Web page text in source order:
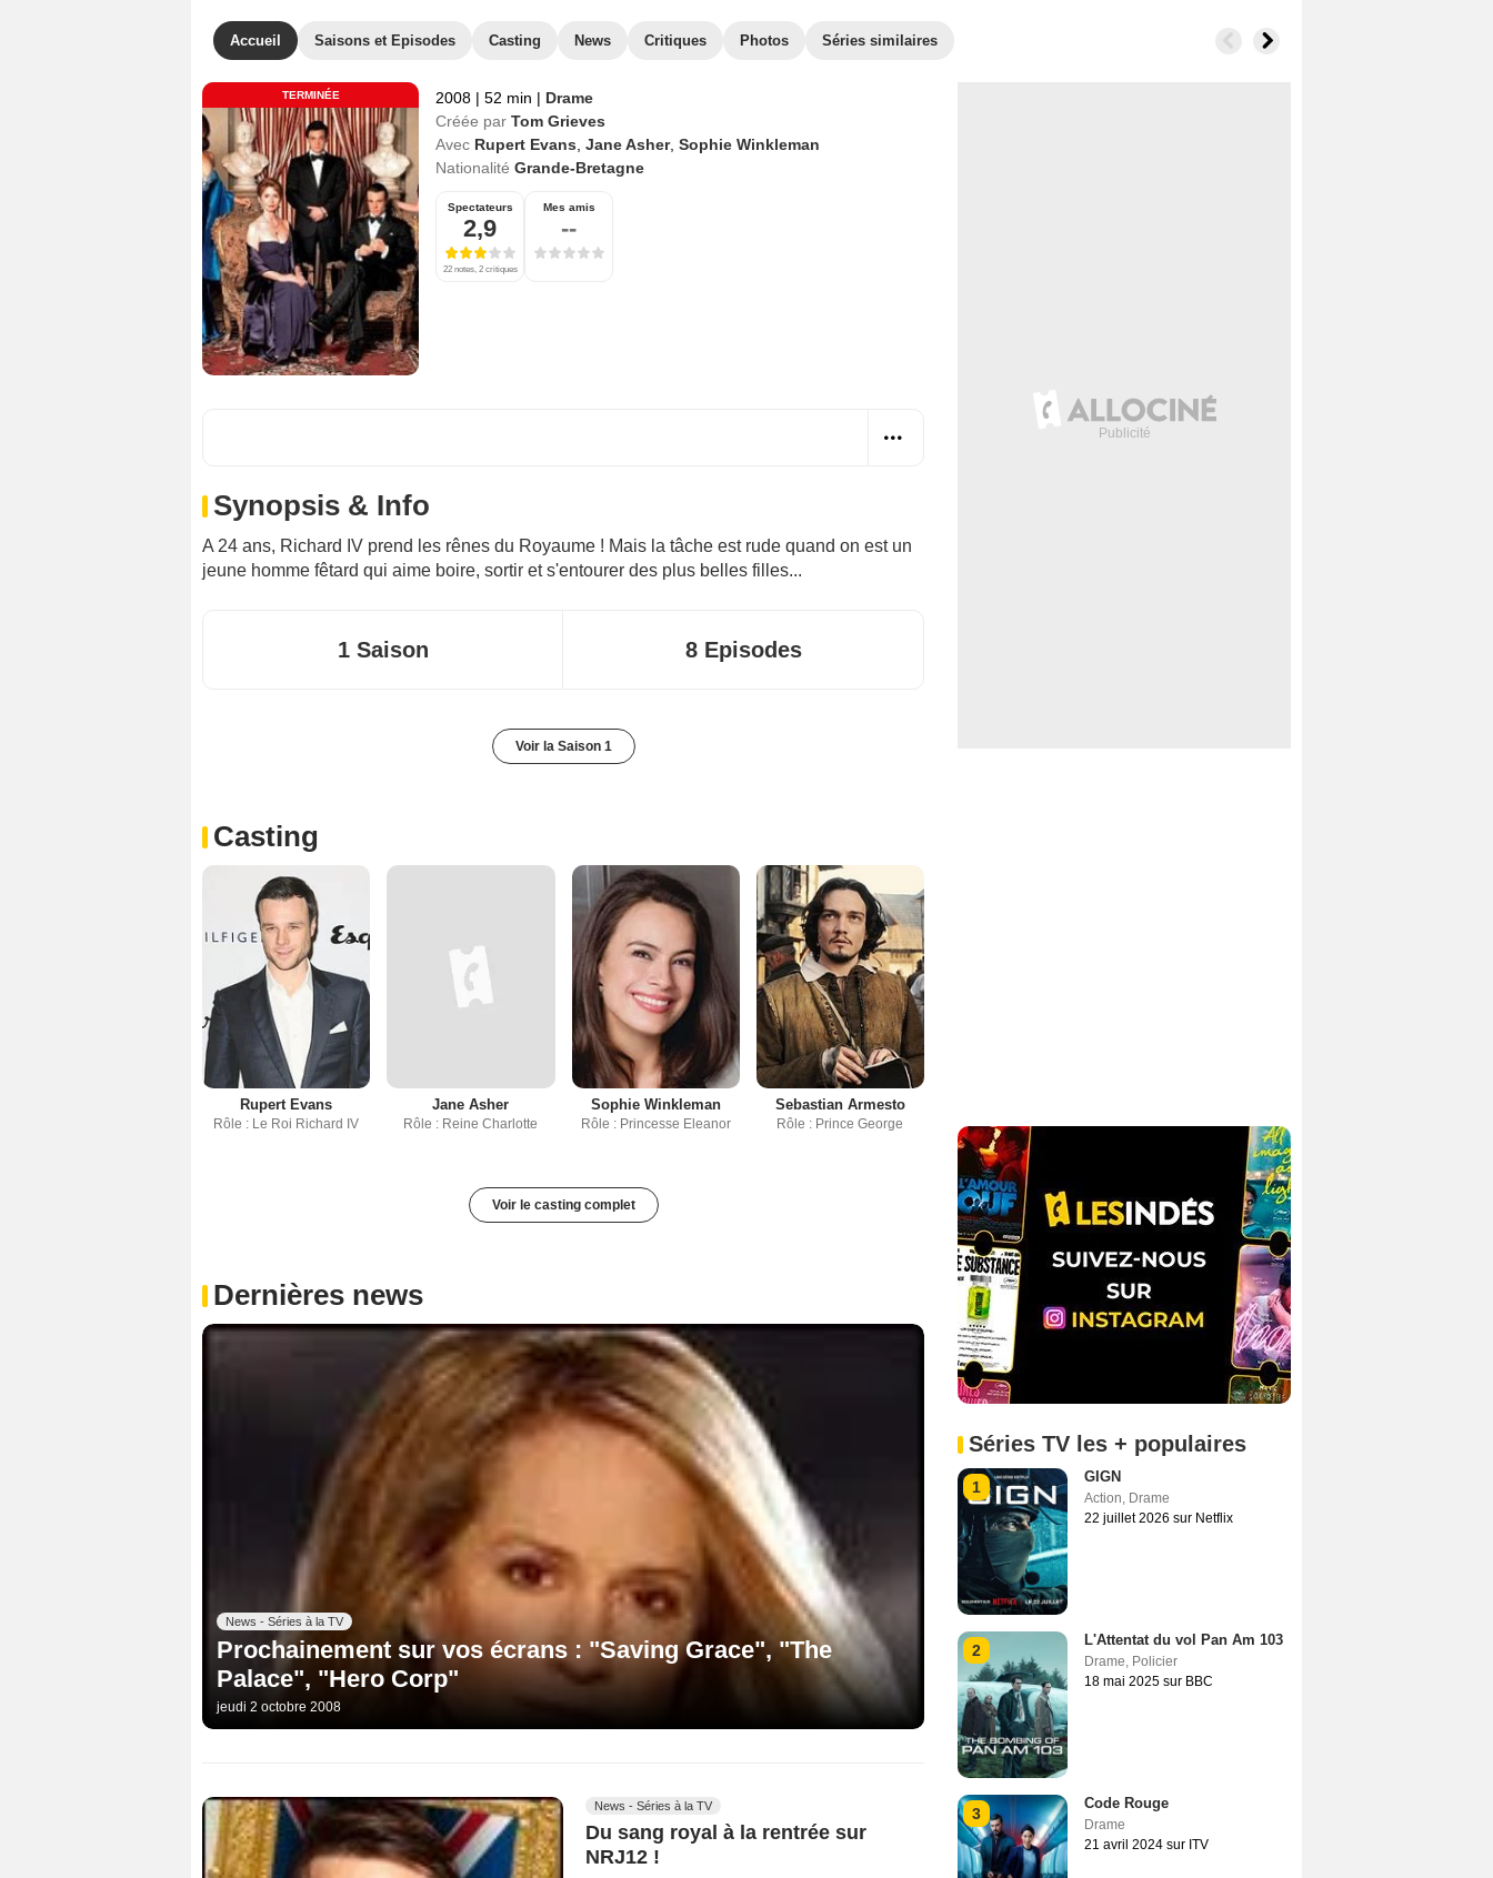
Accueil Saisons et Episodes Casting News Critiques Photos Séries similaires
TERMINÉE 2008 | 52 min | Drame
Créée par Tom Grieves
Avec Rupert Evans Jane Asher, Sophie Winkleman
Nationalité Grande-Bretagne
Spectateurs
2,9
22 notes, 2 critiques
Mes amis
--
Synopsis & Info
A 24 ans, Richard IV prend les rênes du Royaume ! Mais la tâche est rude quand on est un
jeune homme fêtard qui aime boire, sortir et s'entourer des plus belles filles...
1 Saison 8 Episodes
Voir la Saison 1
Casting
Rupert Evans
Rôle : Le Roi Richard IV
Jane Asher
Rôle : Reine Charlotte
Sophie Winkleman
Rôle : Princesse Eleanor
Sebastian Armesto
Rôle : Prince George
Voir le casting complet
Dernières news
News - Séries à la TV
Prochainement sur vos écrans : "Saving Grace", "The
Palace", "Hero Corp"
jeudi 2 octobre 2008
News - Séries à la TV
Du sang royal à la rentrée sur
NRJ12 !
Séries TV les + populaires
1
GIGN
Action, Drame
22 juillet 2026 sur Netflix
2
L'Attentat du vol Pan Am 103
Drame, Policier
18 mai 2025 sur BBC
3
Code Rouge
Drame
21 avril 2024 sur ITV